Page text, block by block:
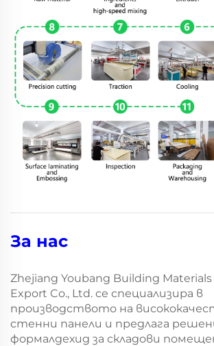
За нас
Zhejiang Youbang Building
Export Co., Ltd. се специализира в
производството на
стенни панели и предлага
формалдехид за складови